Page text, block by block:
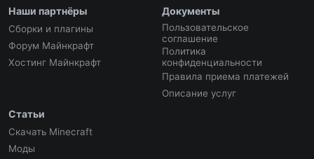
Наши партнёры
Сборки и плагины
Форум Майнкрафт
Хостинг Майнкрафт
Документы
Пользовательское
соглашение
Политика
конфиденциальности
Правила приема платежей
Описание услуг
Статьи
Скачать Minecraft
Моды